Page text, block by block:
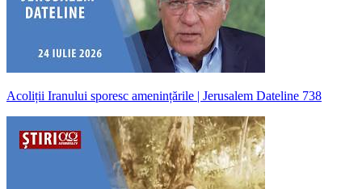
Acoliții Iranului sporesc amenințările | Jerusalem Dateline 738